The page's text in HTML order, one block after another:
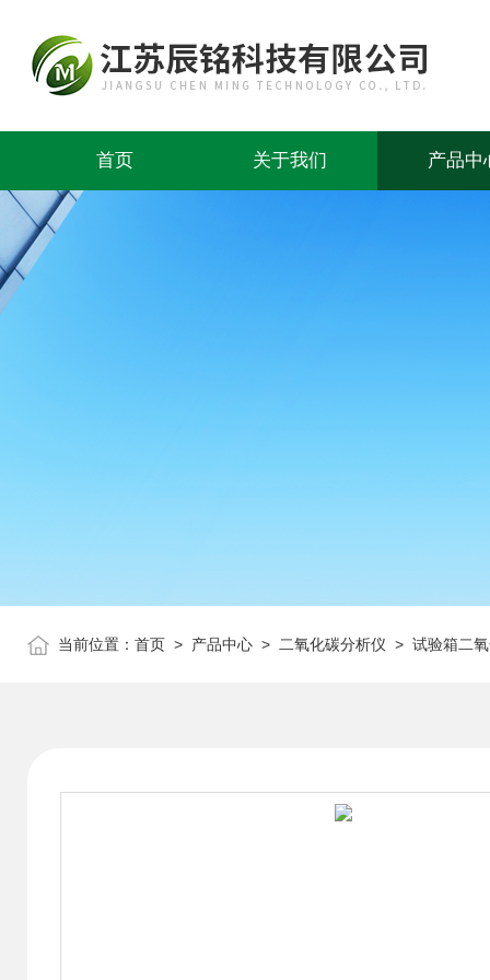
首页 关于我们 产品中
当前位置： 首页 > 产品中心 > 二氧化碳分析仪 > 试验箱二